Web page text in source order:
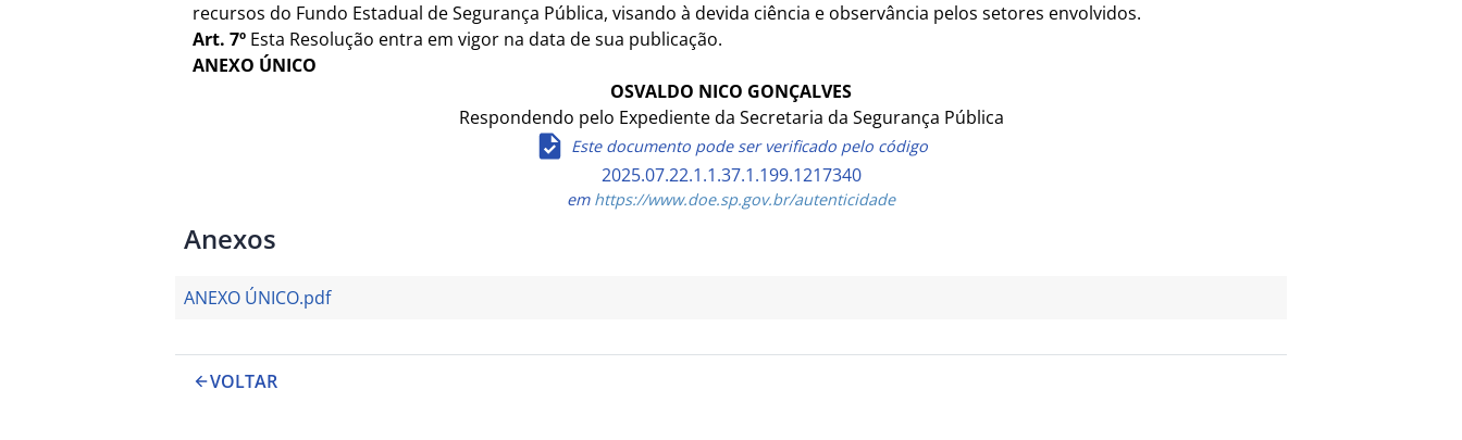
recursos do Fundo Estadual de Segurança Pública, visando à devida ciência e observância pelos setores envolvidos.
Art. 7º Esta Resolução entra em vigor na data de sua publicação.
ANEXO ÚNICO
OSVALDO NICO GONÇALVES
Respondendo pelo Expediente da Secretaria da Segurança Pública
Este documento pode ser verificado pelo código
2025.07.22.1.1.37.1.199.1217340
emhttps://www.doe.sp.gov.br/autenticidade
Anexos
ANEXO ÚNICO.pdf
VOLTAR